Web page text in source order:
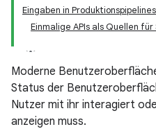
Eingaben in
Einmalige APIs als Quellen
Moderne
Status der
Nutzer mit ihr interagiert
anzeigen muss.